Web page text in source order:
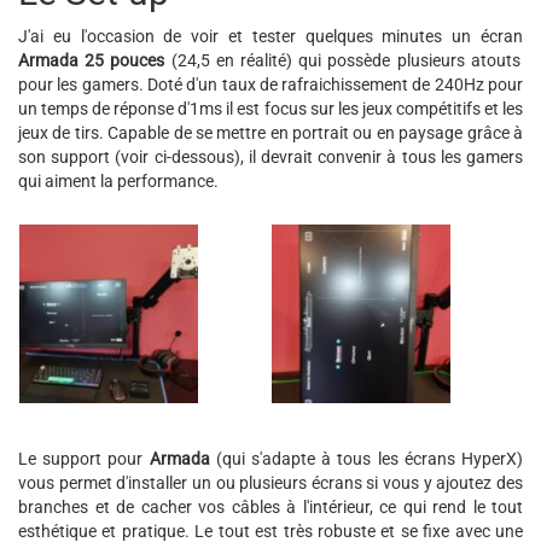
J'ai eu l'occasion de voir et tester quelques minutes un écran
Armada 25 pouces (24,5 en réalité) qui possède plusieurs atouts
pour les gamers. Doté d'un taux de rafraichissement de 240Hz pour
un temps de réponse d'1ms il est focus sur les jeux compétitifs et les
jeux de tirs. Capable de se mettre en portrait ou en paysage grâce à
son support (voir ci-dessous), il devrait convenir à tous les gamers
qui aiment la performance.
Le support pour Armada(qui s'adapte à tous les écrans HyperX)
vous permet d'installer un ou plusieurs écrans si vous y ajoutez des
branches et de cacher vos câbles à l'intérieur, ce qui rend le tout
esthétique et pratique. Le tout est très robuste et se fixe avec une